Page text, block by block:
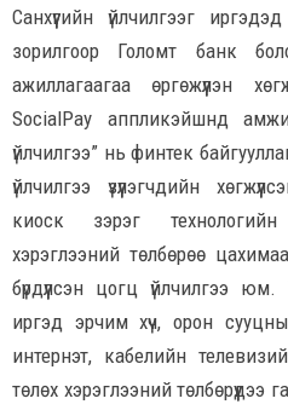
Санхүүгийн үйлчилгээг
зорилгоор Голомт банк
ажиллагаагаа өргөжүүлэн
SocialPay аппликэйшнд
үйлчилгээ” нь финтек
үйлчилгээ үзүүлэгчдийн
киоск зэрэг технологийн
хэрэглээний төлбөрөө
бүрдүүлсэн цогц үйлчилгээ
иргэд эрчим хүч, орон
интернэт, кабелийн
төлөх хэрэглээний төлбөрүүдээ